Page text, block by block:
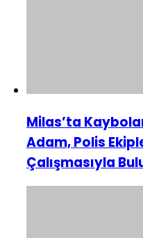
Milas’ta
Adam, Polis
Çalışmasıyla